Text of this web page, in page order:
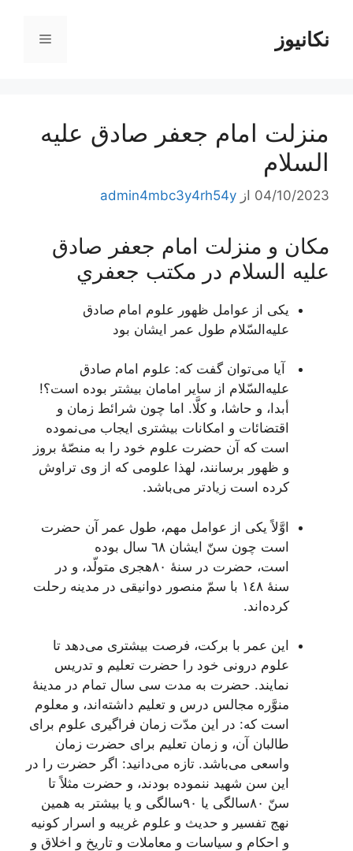
محتوانکانیوز فهرست
منزلت امام جعفر صادق عليه
السلام
04/10/2023 از admin4mbc3y4rh54y
مكان و منزلت امام جعفر صادق
عليه السلام در مكتب جعفري
یکی‌ از عوامل‌ ظهور علوم‌ امام‌ صادق‌
علیه‌السّلام طول‌ عمر ایشان‌ بود
آیا می‌توان‌ گفت‌ که‌: علوم‌ امام‌ صادق‌
علیه‌السّلام از سایر امامان‌ بیشتر بوده‌ است‌؟!
أبدا، و حاشا، و کلَّا. اما چون‌ شرائط‌ زمان‌ و
اقتضائات‌ و امکانات‌ بیشتری‌ ایجاب‌ می‌نموده‌
است‌ که‌ آن‌ حضرت‌ علوم‌ خود را به‌ منصّۀ بروز
و ظهور برسانند، لهذا علومی‌ که‌ از وی‌ تراوش‌
کرده‌ است‌ زیادتر می‌باشد.
اوَّلاً یکی‌ از عوامل‌ مهم‌، طول‌ عمر آن‌ حضرت‌
است‌ چون‌ سنّ ایشان‌ ٦٨ سال‌ بوده‌
است‌، حضرت‌ در سنۀ ٨٠هجری‌ متولّد، و در
سنۀ ١٤٨ با سمّ منصور دوانیقی‌ در مدینه‌ رحلت‌
کرده‌اند.
این‌ عمر با برکت‌، فرصت‌ بیشتری‌ می‌دهد تا
علوم‌ درونی‌ خود را حضرت‌ تعلیم‌ و تدریس‌
نمایند. حضرت‌ به‌ مدت‌ سی‌ سال‌ تمام‌ در مدینۀ
منوَّره‌ مجالس‌ درس‌ و تعلیم‌ داشته‌اند، و معلوم‌
است‌ که‌: در این‌ مدّت‌ زمان‌ فراگیری‌ علوم‌ برای‌
طالبان‌ آن‌، و زمان‌ تعلیم‌ برای‌ حضرت‌ زمان‌
واسعی‌ می‌باشد. تازه‌ می‌دانید: اگر حضرت‌ را در
این‌ سن‌ شهید ننموده‌ بودند، و حضرت‌ مثلاً تا
سنّ ٨٠سالگی‌ یا ٩٠سالگی‌ و یا بیشتر به‌ همین‌
نهج‌ تفسیر و حدیث‌ و علوم‌ غریبه‌ و اسرار کونیه‌
و احکام‌ و سیاسات‌ و معاملات‌ و تاریخ‌ و اخلاق‌ و